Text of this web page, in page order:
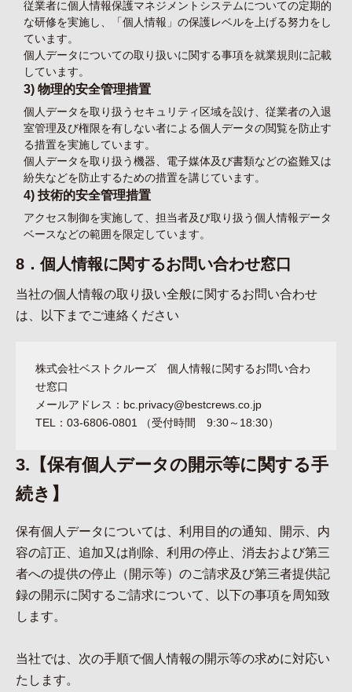
従業者に個人情報保護マネジメントシステムについての定期的
な研修を実施し、「個人情報」の保護レベルを上げる努力をし
ています。
個人データについての取り扱いに関する事項を就業規則に記載
しています。
3) 物理的安全管理措置
個人データを取り扱うセキュリティ区域を設け、従業者の入退
室管理及び権限を有しない者による個人データの閲覧を防止す
る措置を実施しています。
個人データを取り扱う機器、電子媒体及び書類などの盗難又は
紛失などを防止するための措置を講じています。
4) 技術的安全管理措置
アクセス制御を実施して、担当者及び取り扱う個人情報データ
ベースなどの範囲を限定しています。
8．個人情報に関するお問い合わせ窓口
当社の個人情報の取り扱い全般に関するお問い合わせ
は、以下までご連絡ください
株式会社ベストクルーズ 個人情報に関するお問い合わ
せ窓口
メールアドレス：bc.privacy@bestcrews.co.jp
TEL：03-6806-0801 （受付時間 9:30～18:30）
3.【保有個人データの開示等に関する手
続き】
保有個人データについては、利用目的の通知、開示、内
容の訂正、追加又は削除、利用の停止、消去および第三
者への提供の停止（開示等）のご請求及び第三者提供記
録の開示に関するご請求について、以下の事項を周知致
します。
当社では、次の手順で個人情報の開示等の求めに対応い
たします。